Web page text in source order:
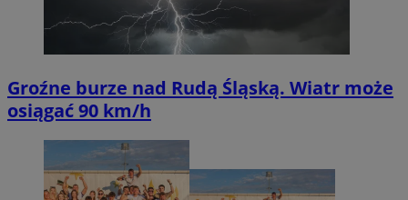
Groźne burze nad Rudą Śląską. Wiatr może
osiągać 90 km/h